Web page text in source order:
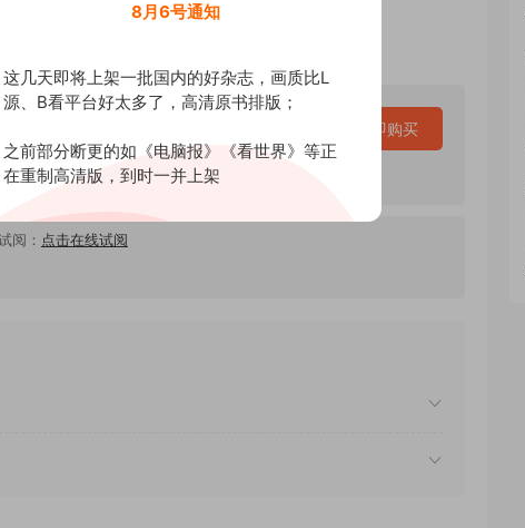
立即购买
阅： 点击在线试阅
8月6号通知
这几天即将上架一批国内的好杂志，画质比L
源、B看平台好太多了，高清原书排版；
之前部分断更的如《电脑报》《看世界》等正
在重制高清版，到时一并上架